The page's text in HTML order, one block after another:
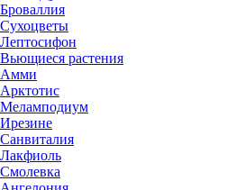
Броваллия
Сухоцветы
Лептосифон
Вьющиеся растения
Амми
Арктотис
Меламподиум
Ирезине
Санвиталия
Лакфиоль
Смолевка